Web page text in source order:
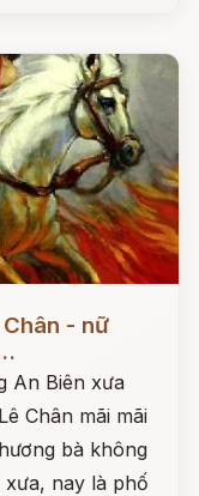
- nữ
An Biên xưa
Chân mãi mãi
bà không
xưa, nay là phố